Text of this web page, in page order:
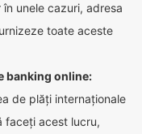
unele cazuri, adresa
toate aceste
banking online:
de plăți internaționale
faceți acest lucru,